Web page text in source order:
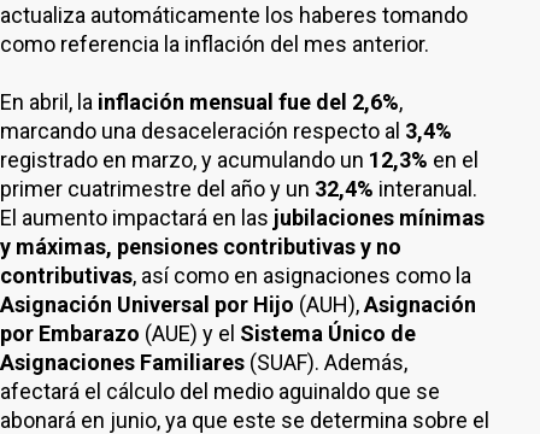
actualiza automáticamente los haberes tomando
como referencia la inflación del mes anterior.
En abril, la inflación mensual fue del 2,6%,
marcando una desaceleración respecto al 3,4%
registrado en marzo, y acumulando un 12,3% en el
primer cuatrimestre del año y un 32,4% interanual.
El aumento impactará en las jubilaciones mínimas
y máximas, pensiones contributivas y no
contributivas, así como en asignaciones como la
Asignación Universal por Hijo (AUH),Asignación
por Embarazo (AUE) y el Sistema Único de
Asignaciones Familiares (SUAF). Además,
afectará el cálculo del medio aguinaldo que se
abonará en junio, ya que este se determina sobre el